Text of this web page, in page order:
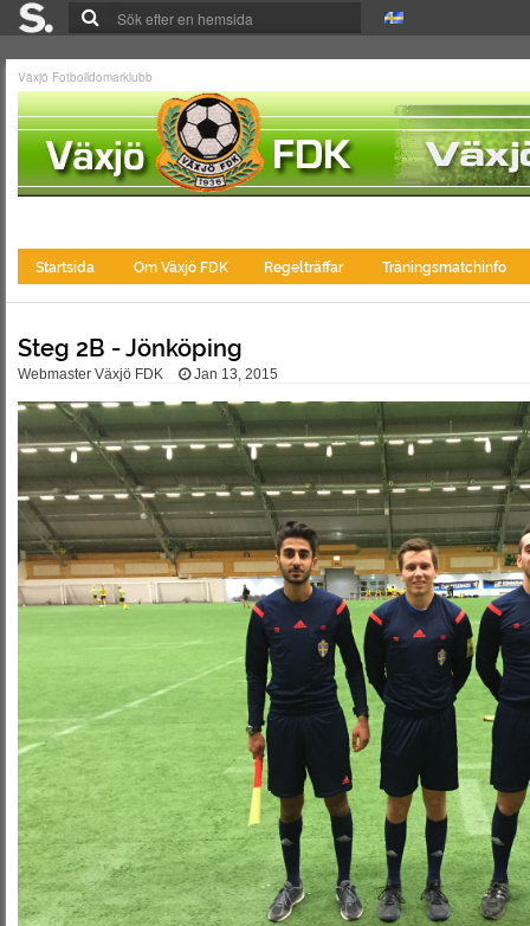
Växjö Fotbolldomarklubb
Startsida Om Växjö FDK Regelträffar Träningsmatchinfo
Steg 2B - Jönköping
Webmaster Växjö FDK Jan 13, 2015